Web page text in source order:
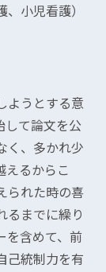
小児看護）
ようとする意
して論文を公
く、多かれ少
えるからこ
られた時の喜
るまでに繰り
を含めて、前
己統制力を有